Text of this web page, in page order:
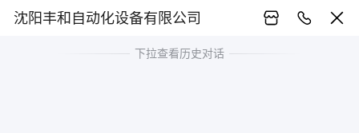
沈阳丰和自动化设备有限公司
下拉查看历史对话